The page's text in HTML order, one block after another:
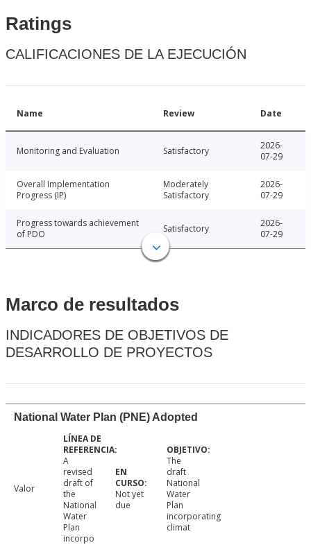
Ratings
CALIFICACIONES DE LA EJECUCIÓN
Name Review Date
Monitoring and Evaluation Satisfactory
2026-
07-29
Overall Implementation
Progress (IP)
Moderately
Satisfactory
2026-
07-29
Progress towards achievement
of PDO
Satisfactory
2026-
07-29
Marco de resultados
INDICADORES DE OBJETIVOS DE
DESARROLLO DE PROYECTOS
National Water Plan (PNE) Adopted
Valor
A
revised
draft of
the
National
Water
Plan
incorpo
Not yet
due
The
draft
National
Water
Plan
incorporating
climat